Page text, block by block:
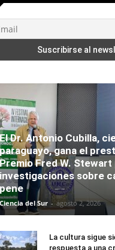
El Dr. Antonio Cubilla,
paraguayo, gana el
Premio Fred W. Stewart
investigaciones sobre
pene
Ciencia del Sur - agosto 2, 2026
La cultura sigue
respuesta a una